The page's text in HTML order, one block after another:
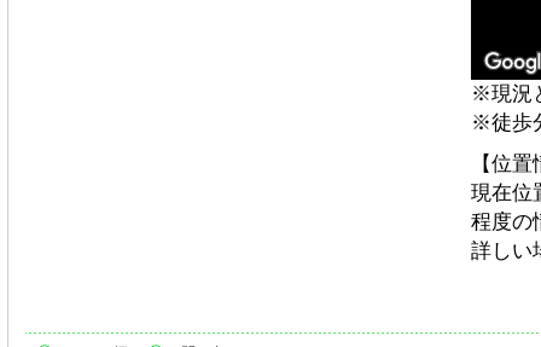
※現況
※徒歩
【位
現在位
程度の
詳しい